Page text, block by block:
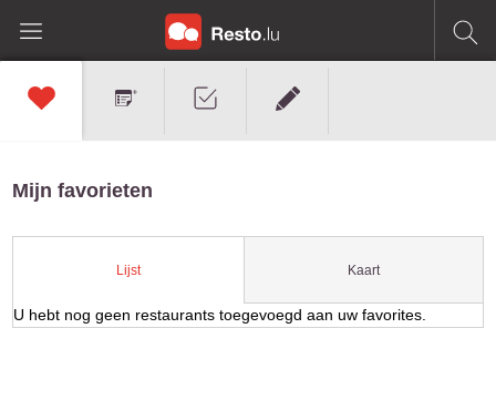
Mijn favorieten
Lijst Kaart
U hebt nog geen restaurants toegevoegd aan uw favorites.